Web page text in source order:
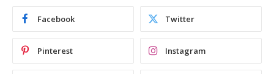
Facebook Twitter
Pinterest Instagram